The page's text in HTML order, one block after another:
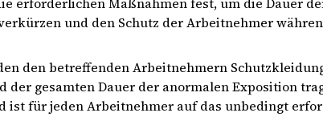
und den Schutz der Arbeitnehmer
den betreffenden Arbeitnehmern
der gesamten Dauer der anormalen Exposition
ist für jeden Arbeitnehmer auf das unbedingt